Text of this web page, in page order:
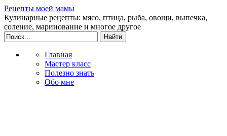
Рецепты моей мамы
Кулинарные рецепты: мясо, птица, рыба, овощи, выпечка,
соление, маринование и многое другое
Главная
Мастер класс
Полезно знать
Обо мне